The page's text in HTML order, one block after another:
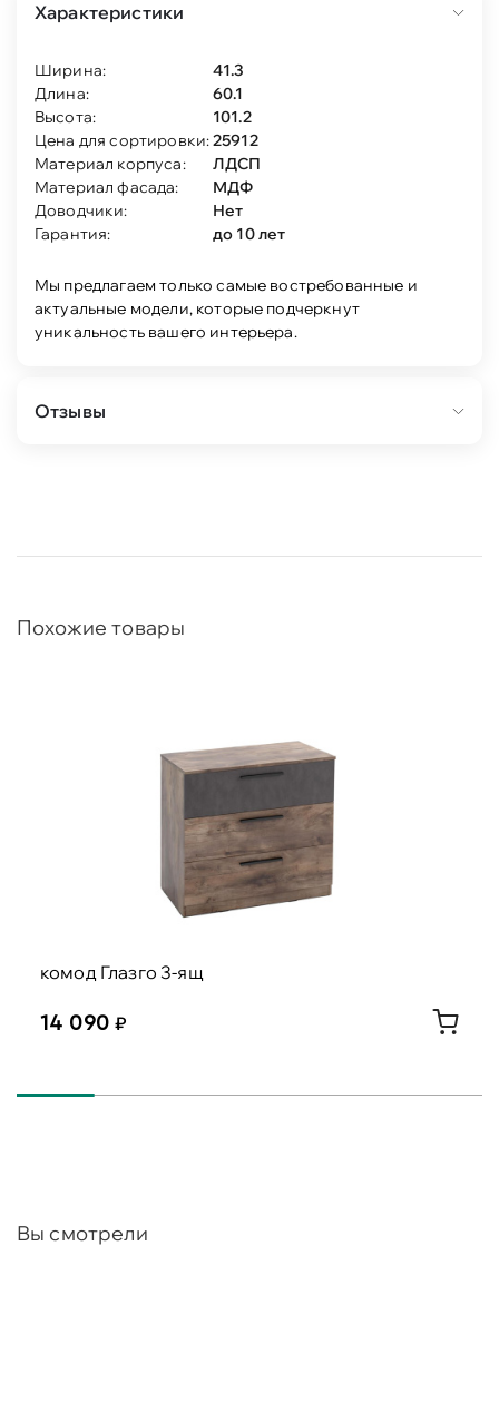
Характеристики
Ширина:
41.3
Длина:
60.1
Высота:
101.2
Цена для сортировки:25912
Материал корпуса:
ЛДСП
Материал фасада:
МДФ
Доводчики:
Нет
Гарантия:
до 10 лет
Мы предлагаем только самые востребованные и
актуальные модели, которые подчеркнут
уникальность вашего интерьера.
Отзывы
Похожие товары
комод Глазго 3-ящ
14 090
Вы смотрели